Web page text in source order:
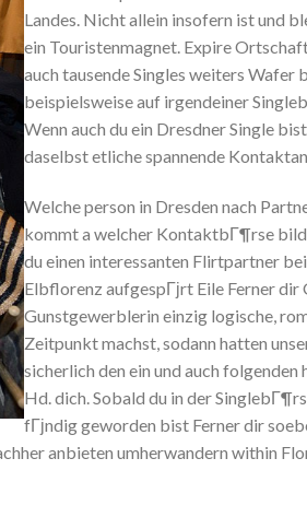
Landes. Nicht allein insofern ist und
ein Touristenmagnet. Expire
auch tausende Singles weiters Wafer
beispielsweise auf irgendeiner
Wenn auch du ein Dresdner Single
daselbst etliche spannende
Welche person in Dresden nach
kommt a welcher KontaktbГ¶rse
du einen interessanten Flirtpartner
Elbflorenz aufgespГјrt Eile Ferner dir
Gunstgewerblerin einzig logische,
Zeitpunkt machst, sodann hatten
sicherlich den ein und auch folgenden
Hd. dich. Sobald du in der
fГјndig geworden bist Ferner dir
anbieten umherwandern within